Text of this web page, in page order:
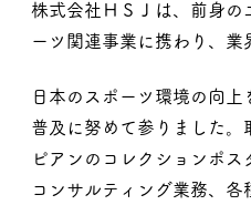
株式会社ＨＳＪ は、前身の
ーツ関連事業 に携わり、業
日本のスポーツ環境の向
普及に努めて参りました
ピアンのコレクションポ
コンサルティング業務、